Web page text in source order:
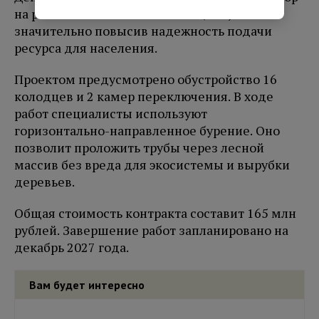
на реке Белая с насосной станцией,
значительно повысив надежность подачи
ресурса для населения.
Проектом предусмотрено обустройство 16
колодцев и 2 камер переключения. В ходе
работ специалисты используют
горизонтально-направленное бурение. Оно
позволит проложить трубы через лесной
массив без вреда для экосистемы и вырубки
деревьев.
Общая стоимость контракта составит 165 млн
рублей. Завершение работ запланировано на
декабрь 2027 года.
Вам будет интересно